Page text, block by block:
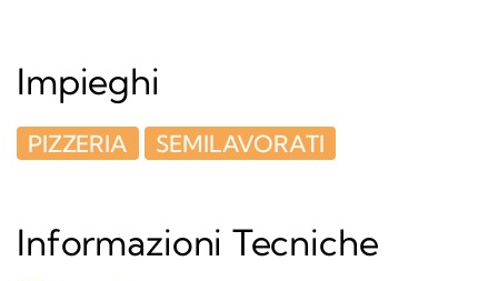
Impieghi
PIZZERIA SEMILAVORATI
Informazioni Tecniche